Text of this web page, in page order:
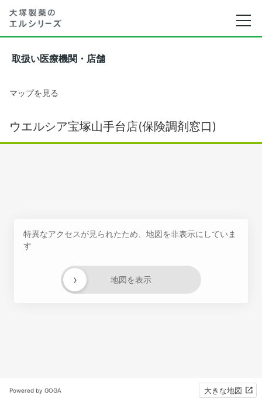
取扱い医療機関・店舗
マップを見る
ウエルシア宝塚山手台店(保険調剤窓口)
特異なアクセスが見られたため、地図を非表示にしていま
す
地図を表示
›
Powered by GOGA 大きな地図